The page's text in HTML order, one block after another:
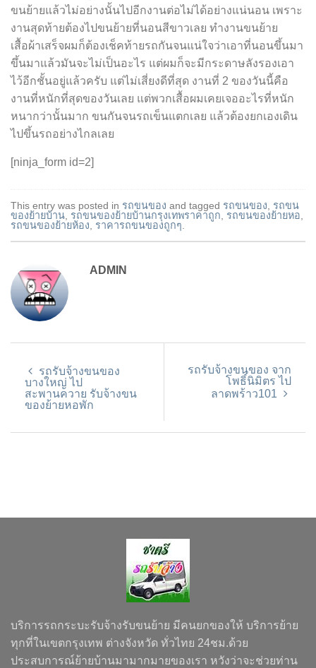
ขนย้ายแล้วไม่อย่างนั้นไปอีกงานต่อไม่ได้อย่างแน่นอน เพราะ
งานสุดท้ายต้องไปขนย้ายที่นอนสีขาวเลย ทำงานขนย้าย
เสื้อผ้าเสร็จผมก็ต้องเช็คท้ายรถกันจนแน่ใจว่าเอาที่นอนขึ้นมา
ขึ้นมาแล้วมันจะไม่เป็นอะไร แต่ผมก็จะมีกระดาษลังรองเอา
ไว้อีกชั้นอยู่แล้วครับ แต่ไม่เสี่ยงดีที่สุด งานที่ 2 ของวันนี้คือ
งานที่หนักที่สุดของวันเลย แต่พวกเสื้อผมเคยเจออะไรที่หนัก
หนากว่านั้นมาก ขนกันจนรถเข็นแตกเลย แล้วต้องยกเองเดิน
ไปขึ้นรถอย่างไกลเลย
[ninja_form id=2]
This entry was posted in รถขนของ and tagged รถขนของ
รถขน
ของย้ายบ้าน รถขนของย้ายบ้านกรุงเทพราคาถูก รถขนของย้ายหอ
รถขนของย้ายห้อง
ราคารถขนของถูกๆ
ADMIN
รถรับจ้างขนของ
บางใหญ่ ไป
สะพานควาย รับจ้างขน
ของย้ายหอพัก
รถรับจ้างขนของ จาก
โพธิ์นิมิตร ไป
ลาดพร้าว101
บริการรถกระบะรับจ้างรับขนย้าย มีคนยกของให้ บริการย้าย
ทุกที่ในเขตกรุงเทพ ต่างจังหวัด ทั่วไทย 24ชม.ด้วย
ประสบการณ์ย้ายบ้านมามากมายของเรา หวังว่าจะช่วยท่าน